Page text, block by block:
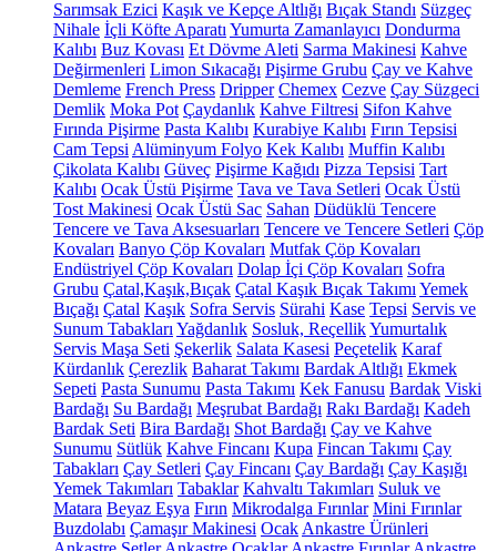
Sarımsak Ezici Kaşık ve Kepçe Altlığı Bıçak Standı Süzgeç
Nihale İçli Köfte Aparatı Yumurta Zamanlayıcı Dondurma
Kalıbı Buz Kovası Et Dövme Aleti Sarma Makinesi Kahve
Değirmenleri Limon Sıkacağı Pişirme Grubu Çay ve Kahve
Demleme French Press Dripper Chemex Cezve Çay Süzgeci
Demlik Moka Pot Çaydanlık Kahve Filtresi Sifon Kahve
Fırında Pişirme Pasta Kalıbı Kurabiye Kalıbı Fırın Tepsisi
Cam Tepsi Alüminyum Folyo Kek Kalıbı Muffin Kalıbı
Çikolata Kalıbı Güveç Pişirme Kağıdı Pizza Tepsisi Tart
Kalıbı Ocak Üstü Pişirme Tava ve Tava Setleri Ocak Üstü
Tost Makinesi Ocak Üstü Sac Sahan Düdüklü Tencere
Tencere ve Tava Aksesuarları Tencere ve Tencere Setleri Çöp
Kovaları Banyo Çöp Kovaları Mutfak Çöp Kovaları
Endüstriyel Çöp Kovaları Dolap İçi Çöp Kovaları Sofra
Grubu Çatal,Kaşık,Bıçak Çatal Kaşık Bıçak Takımı Yemek
Bıçağı Çatal Kaşık Sofra Servis Sürahi Kase Tepsi Servis ve
Sunum Tabakları Yağdanlık Sosluk, ReçellikYumurtalık
Servis Maşa Seti Şekerlik Salata Kasesi Peçetelik Karaf
Kürdanlık Çerezlik Baharat Takımı Bardak Altlığı Ekmek
Sepeti Pasta Sunumu Pasta Takımı Kek Fanusu Bardak Viski
Bardağı Su Bardağı Meşrubat Bardağı Rakı Bardağı Kadeh
Bardak Seti Bira Bardağı Shot Bardağı Çay ve Kahve
Sunumu Sütlük Kahve Fincanı Kupa Fincan Takımı Çay
Tabakları Çay Setleri Çay Fincanı Çay Bardağı Çay Kaşığı
Yemek Takımları Tabaklar Kahvaltı Takımları Suluk ve
Matara Beyaz Eşya Fırın Mikrodalga Fırınlar Mini Fırınlar
Buzdolabı Çamaşır Makinesi Ocak Ankastre Ürünleri